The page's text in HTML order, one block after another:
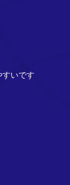
いです